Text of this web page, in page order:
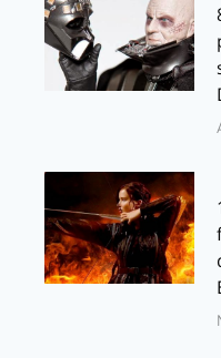
A Ciegas: Sandra
Bullock se
enfrenta a un
apocalipsis
[TRÁILER]
PorJ.J. González Haro
octubre 29, 2018